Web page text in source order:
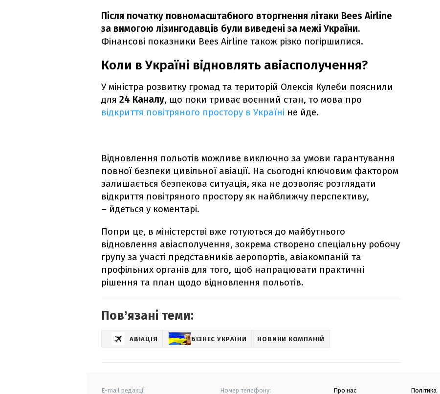
Після початку повномасштабного вторгнення літаки Bees Airline
за вимогою лізингодавців були виведені за межі України.
Фінансові показники Bees Airline також різко погіршилися.
Коли в Україні відновлять авіасполучення?
У міністра розвитку громад та територій Олексія Кулеби пояснили
для 24 Каналу, що поки триває воєнний стан, то мова про
відкриття повітряного простору в Україні не йде.
Відновлення польотів можливе виключно за умови гарантування
повної безпеки цивільної авіації. На сьогодні ключовим фактором
залишається безпекова ситуація, яка не дозволяє розглядати
відкриття повітряного простору як найближчу перспективу,
– йдеться у коментарі.
Попри це, в міністерстві вже готуються до майбутнього
відновлення авіасполучення, зокрема створено спеціальну робочу
групу за участі представників аеропортів, авіакомпаній та
профільних органів для того, щоб напрацювати практичні
рішення та план щодо відновлення польотів.
Повʼязані теми:
АВІАЦІЯ БІЗНЕС УКРАЇНИ НОВИНИ КОМПАНІЙ
E-mail редакції Номер телефону: Про нас
Політика